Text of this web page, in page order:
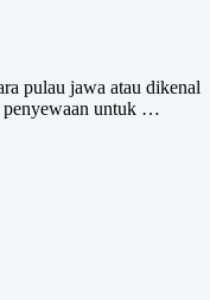
pulau jawa atau dikenal
penyewaan untuk …